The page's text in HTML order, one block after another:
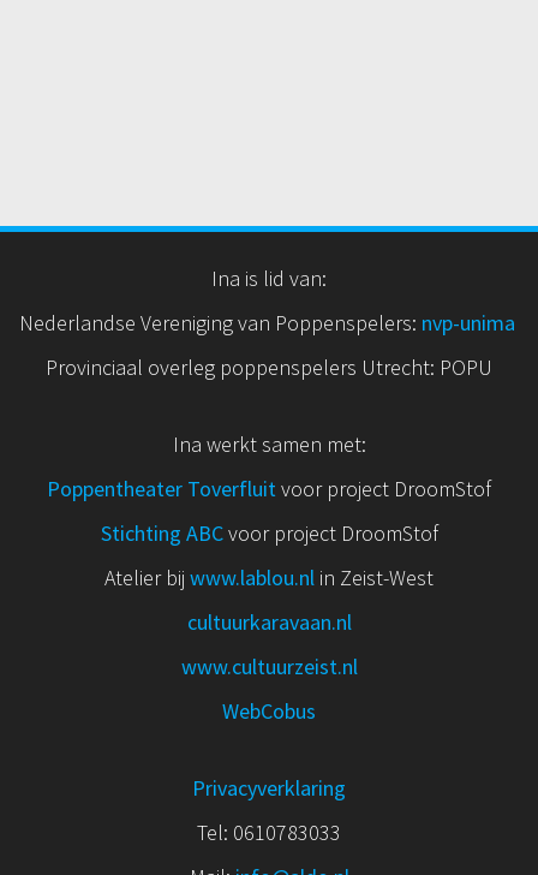
Ina is lid van:
Nederlandse Vereniging van Poppenspelers: nvp-unima
Provinciaal overleg poppenspelers Utrecht: POPU
Ina werkt samen met:
Poppentheater Toverfluitvoor project DroomStof
Stichting ABCvoor project DroomStof
Atelier bij www.lablou.nl in Zeist-West
cultuurkaravaan.nl
www.cultuurzeist.nl
WebCobus
Privacyverklaring
Tel: 0610783033